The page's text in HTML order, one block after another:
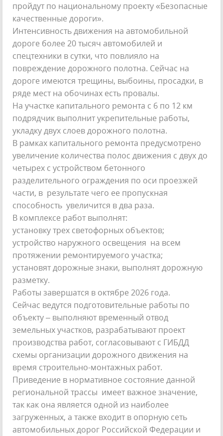
пройдут по национальному проекту «Безопасные
качественные дороги».
Интенсивность движения на автомобильной
дороге более 20 тысяч автомобилей и
спецтехники в сутки, что повлияло на
повреждение дорожного полотна. Сейчас на
дороге имеются трещины, выбоины, просадки, в
ряде мест на обочинах есть провалы.
На участке капитального ремонта с 6 по 12 км
подрядчик выполнит укрепительные работы,
укладку двух слоев дорожного полотна.
В рамках капитального ремонта предусмотрено
увеличение количества полос движения с двух до
четырех с устройством бетонного
разделительного ограждения по оси проезжей
части, в результате чего ее пропускная
способность увеличится в два раза.
В комплексе работ выполнят:
установку трех светофорных объектов;
устройство наружного освещения на всем
протяжении ремонтируемого участка;
установят дорожные знаки, выполнят дорожную
разметку.
Работы завершатся в октябре 2026 года.
Сейчас ведутся подготовительные работы по
объекту – выполняют временный отвод
земельных участков, разрабатывают проект
производства работ, согласовывают с ГИБДД
схемы организации дорожного движения на
время строительно-монтажных работ.
Приведение в нормативное состояние данной
региональной трассы имеет важное значение,
так как она является одной из наиболее
загруженных, а также входит в опорную сеть
автомобильных дорог Российской Федерации и